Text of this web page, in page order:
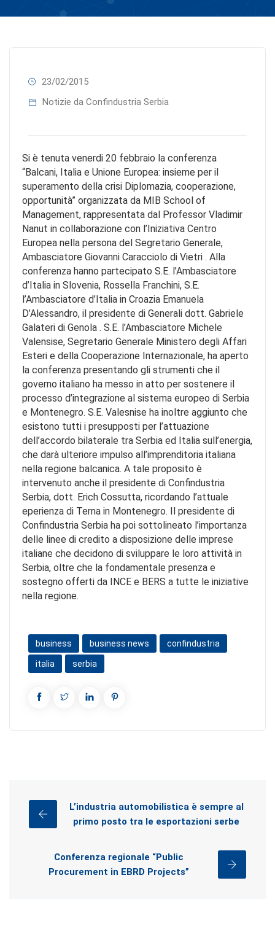
23/02/2015
Notizie da Confindustria Serbia
Si è tenuta venerdi 20 febbraio la conferenza
“Balcani, Italia e Unione Europea: insieme per il
superamento della crisi Diplomazia, cooperazione,
opportunità” organizzata da MIB School of
Management, rappresentata dal Professor Vladimir
Nanut in collaborazione con l’Iniziativa Centro
Europea nella persona del Segretario Generale,
Ambasciatore Giovanni Caracciolo di Vietri . Alla
conferenza hanno partecipato S.E. l’Ambasciatore
d’Italia in Slovenia, Rossella Franchini, S.E.
l’Ambasciatore d’Italia in Croazia Emanuela
D’Alessandro, il presidente di Generali dott. Gabriele
Galateri di Genola . S.E. l’Ambasciatore Michele
Valensise, Segretario Generale Ministero degli Affari
Esteri e della Cooperazione Internazionale, ha aperto
la conferenza presentando gli strumenti che il
governo italiano ha messo in atto per sostenere il
processo d’integrazione al sistema europeo di Serbia
e Montenegro. S.E. Valesnise ha inoltre aggiunto che
esistono tutti i presupposti per l’attuazione
dell’accordo bilaterale tra Serbia ed Italia sull’energia,
che darà ulteriore impulso all’imprenditoria italiana
nella regione balcanica. A tale proposito è
intervenuto anche il presidente di Confindustria
Serbia, dott. Erich Cossutta, ricordando l’attuale
eperienza di Terna in Montenegro. Il presidente di
Confindustria Serbia ha poi sottolineato l’importanza
delle linee di credito a disposizione delle imprese
italiane che decidono di sviluppare le loro attività in
Serbia, oltre che la fondamentale presenza e
sostegno offerti da INCE e BERS a tutte le iniziative
nella regione.
business business news confindustria
italia serbia
L’industria automobilistica è sempre al
primo posto tra le esportazioni serbe
Conferenza regionale “Public
Procurement in EBRD Projects”